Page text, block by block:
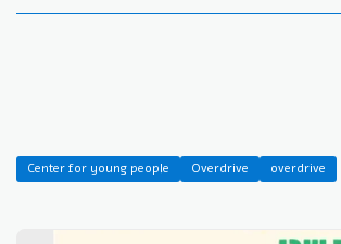
Center for young people Overdrive overdrive